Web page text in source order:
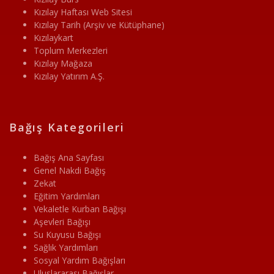
Kızılay Haftası Web Sitesi
Kızılay Tarih (Arşiv ve Kütüphane)
Kızılaykart
Toplum Merkezleri
Kızılay Mağaza
Kızılay Yatırım A.Ş.
Bağış Kategorileri
Bağış Ana Sayfası
Genel Nakdi Bağış
Zekat
Eğitim Yardımları
Vekaletle Kurban Bağışı
Aşevleri Bağışı
Su Kuyusu Bağışı
Sağlık Yardımları
Sosyal Yardım Bağışları